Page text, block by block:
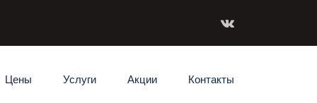
Цены Услуги Акции Контакты